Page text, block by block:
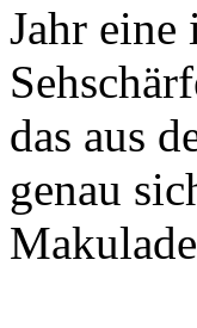
Jahr
das aus
genau